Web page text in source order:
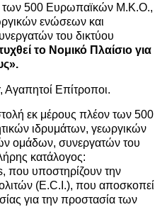
των 500 Ευρωπαϊκών Μ.Κ.Ο.,
ενώσεων και
του δικτύου
το Νομικό Πλαίσιο για
Επίτροποι.
εκ μέρους πλέον των 500
ιδρυμάτων, γεωργικών
ομάδων, συνεργατών του
κατάλογος:
που υποστηρίζουν την
(E.C.I.), που αποσκοπεί
για την προστασία των